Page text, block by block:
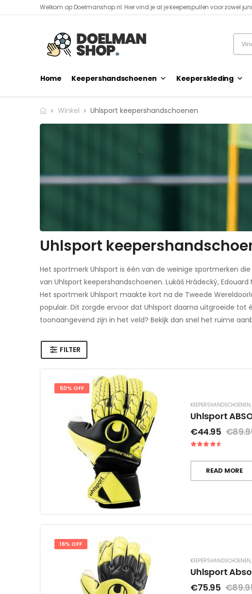
Welkom op Doelmanshop.nl. Hier vind je al je keeperspullen voor zowel
Home Keepershandschoenen Keeperskleding
Winkel Uhlsport keepershandschoenen
Uhlsport
Het sportmerk Uhlsport is één van de weinige sportmerken
van Uhlsport keepershandschoenen. Lukáš Hrádecký,
Het sportmerk Uhlsport maakte kort na de Tweede
populair. Dit zorgde ervoor dat Uhlsport daarna uitgroeide
toonaangevend zijn in het veld? Bekijk dan snel het ruime
FILTER
50% OFF
KEEPERSHANDSCHOENEN,
Uhlsport
€44.95 €
READ MORE
16% OFF
KEEPERSHANDSCHOENEN,
Uhlsport
€75.95 €